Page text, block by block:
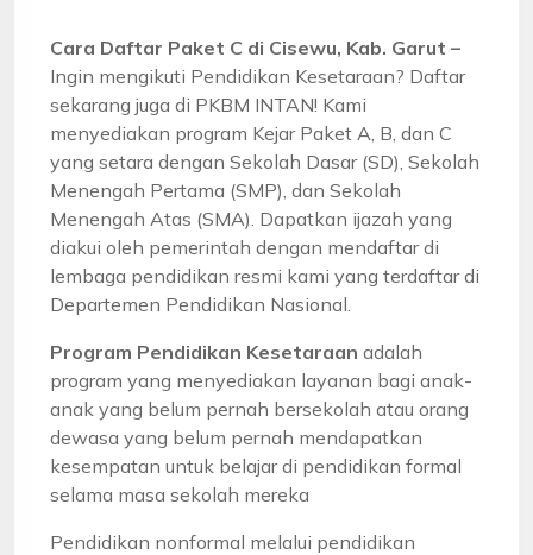
Cara Daftar Paket C di Cisewu, Kab. Garut –
Ingin mengikuti Pendidikan Kesetaraan? Daftar
sekarang juga di PKBM INTAN! Kami
menyediakan program Kejar Paket A, B, dan C
yang setara dengan Sekolah Dasar (SD), Sekolah
Menengah Pertama (SMP), dan Sekolah
Menengah Atas (SMA). Dapatkan ijazah yang
diakui oleh pemerintah dengan mendaftar di
lembaga pendidikan resmi kami yang terdaftar di
Departemen Pendidikan Nasional.
Program Pendidikan Kesetaraan adalah
program yang menyediakan layanan bagi anak-
anak yang belum pernah bersekolah atau orang
dewasa yang belum pernah mendapatkan
kesempatan untuk belajar di pendidikan formal
selama masa sekolah mereka
Pendidikan nonformal melalui pendidikan